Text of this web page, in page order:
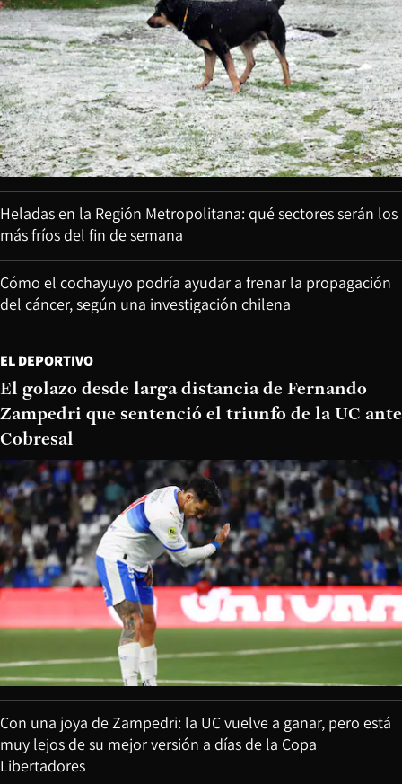
Heladas en la Región Metropolitana: qué sectores serán los
más fríos del fin de semana
Cómo el cochayuyo podría ayudar a frenar la propagación
del cáncer, según una investigación chilena
EL DEPORTIVO
El golazo desde larga distancia de Fernando
Zampedri que sentenció el triunfo de la UC ante
Cobresal
Con una joya de Zampedri: la UC vuelve a ganar, pero está
muy lejos de su mejor versión a días de la Copa
Libertadores